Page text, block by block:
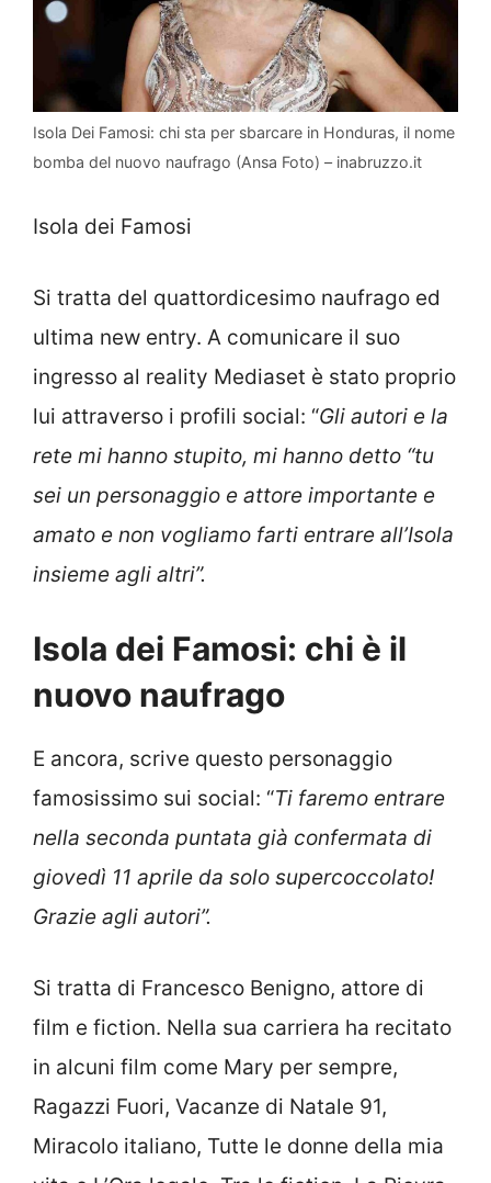
Isola Dei Famosi: chi sta per sbarcare in Honduras, il nome
bomba del nuovo naufrago (Ansa Foto) – inabruzzo.it
Isola dei Famosi
Si tratta del quattordicesimo naufrago ed
ultima new entry. A comunicare il suo
ingresso al reality Mediaset è stato proprio
lui attraverso i profili social: “Gli autori e la
rete mi hanno stupito, mi hanno detto “tu
sei un personaggio e attore importante e
amato e non vogliamo farti entrare all’Isola
insieme agli altri”.
Isola dei Famosi: chi è il
nuovo naufrago
E ancora, scrive questo personaggio
famosissimo sui social: “Ti faremo entrare
nella seconda puntata già confermata di
giovedì 11 aprile da solo supercoccolato!
Grazie agli autori”.
Si tratta di Francesco Benigno, attore di
film e fiction. Nella sua carriera ha recitato
in alcuni film come Mary per sempre,
Ragazzi Fuori, Vacanze di Natale 91,
Miracolo italiano, Tutte le donne della mia